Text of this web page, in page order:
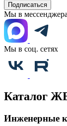
Подписаться
Мы в
Мы в соц. сетях
Каталог
Инженерные